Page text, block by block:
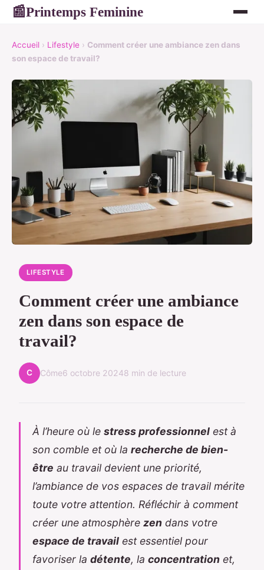
📰Printemps Feminine
Accueil › Lifestyle › Comment créer une ambiance zen dans
son espace de travail?
LIFESTYLE
Comment créer une ambiance
zen dans son espace de
travail?
C Côme6 octobre 20248 min de lecture
À l’heure où le stress professionnel est à
son comble et où la recherche de bien-
être au travail devient une priorité,
l’ambiance de vos espaces de travail mérite
toute votre attention. Réfléchir à comment
créer une atmosphère zen dans votre
espace de travail est essentiel pour
favoriser la détente, la concentration et,